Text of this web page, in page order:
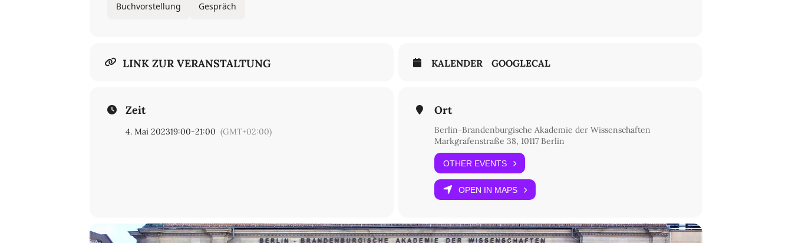
Buchvorstellung Gespräch
LINK ZUR VERANSTALTUNG KALENDER GOOGLECAL
Zeit
4. Mai 202319:00-21:00 (GMT+02:00)
Ort
Berlin-Brandenburgische Akademie der Wissenschaften
Markgrafenstraße 38, 10117 Berlin
OTHER EVENTS
OPEN IN MAPS